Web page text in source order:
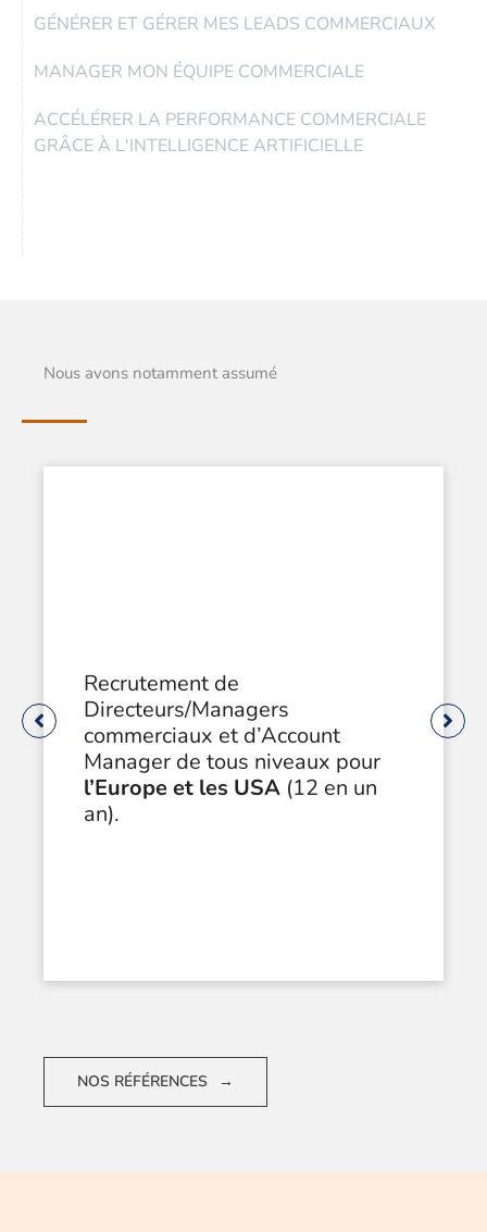
GÉNÉRER ET GÉRER MES LEADS COMMERCIAUX
MANAGER MON ÉQUIPE COMMERCIALE
ACCÉLÉRER LA PERFORMANCE COMMERCIALE
GRÂCE À L'INTELLIGENCE ARTIFICIELLE
Nous avons notamment assumé
Recrutement de
Directeurs/Managers
commerciaux et d’Account
Manager de tous niveaux pour
l’Europe et les USA (12 en un
an).
NOS RÉFÉRENCES →